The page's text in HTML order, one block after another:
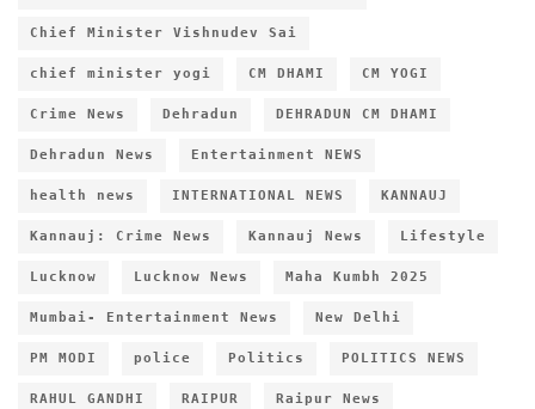
Chief Minister Vishnudev Sai
chief minister yogi CM DHAMI CM YOGI
Crime News Dehradun DEHRADUN CM DHAMI
Dehradun News Entertainment NEWS
health news INTERNATIONAL NEWS KANNAUJ
Kannauj: Crime News Kannauj News Lifestyle
Lucknow Lucknow News Maha Kumbh 2025
Mumbai- Entertainment News New Delhi
PM MODI police Politics POLITICS NEWS
RAHUL GANDHI RAIPUR Raipur News